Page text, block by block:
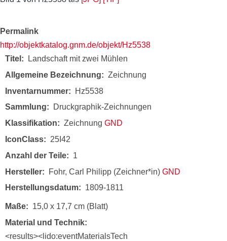
Permalink
http://objektkatalog.gnm.de/objekt/Hz5538
Titel
Landschaft mit zwei Mühlen
Allgemeine Bezeichnung
Zeichnung
Inventarnummer
Hz5538
Sammlung
Druckgraphik-Zeichnungen
Klassifikation
Zeichnung GND
IconClass
25I42
Anzahl der Teile
1
Hersteller
Fohr, Carl Philipp (Zeichner*in) GND
Herstellungsdatum
1809-1811
Maße
15,0 x 17,7 cm (Blatt)
Material und Technik
<results><lido:eventMaterialsTech